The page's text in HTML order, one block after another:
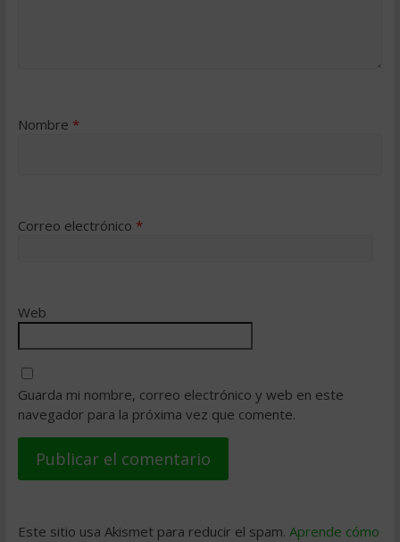
Nombre *
Correo electrónico *
Web
Guarda mi nombre, correo electrónico y web en este
navegador para la próxima vez que comente.
Este sitio usa Akismet para reducir el spam. Aprende cómo